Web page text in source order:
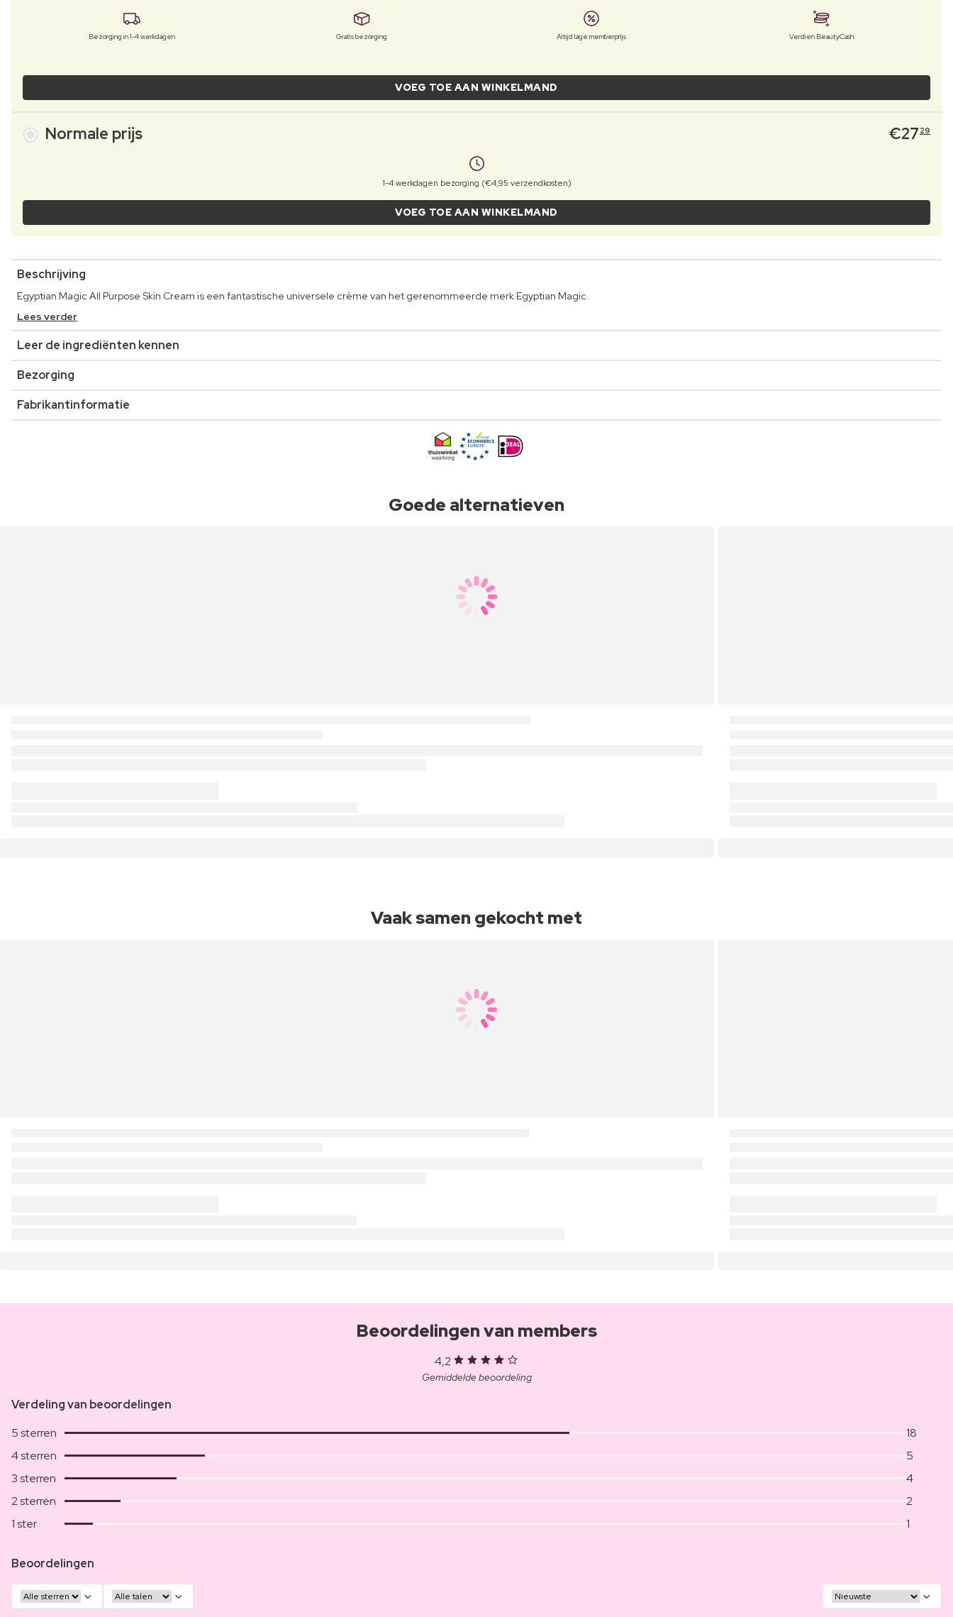
Bezorging in 1-4 werkdagen Gratis bezorging Altijd lage memberprijs Verdien BeautyCash
VOEG TOE AAN WINKELMAND
Normale prijs €27 29
1-4 werkdagen bezorging (€4,95 verzendkosten)
VOEG TOE AAN WINKELMAND
Beschrijving
Egyptian Magic All Purpose Skin Cream is een fantastische universele crème van het gerenommeerde merk Egyptian Magic.
Lees verder
Leer de ingrediënten kennen
Bezorging
Fabrikantinformatie
Goede alternatieven
Vaak samen gekocht met
Beoordelingen van members
4,2
Gemiddelde beoordeling
Verdeling van beoordelingen
5 sterren
18
4 sterren
5
3 sterren
4
2 sterren
2
1 ster
1
Beoordelingen